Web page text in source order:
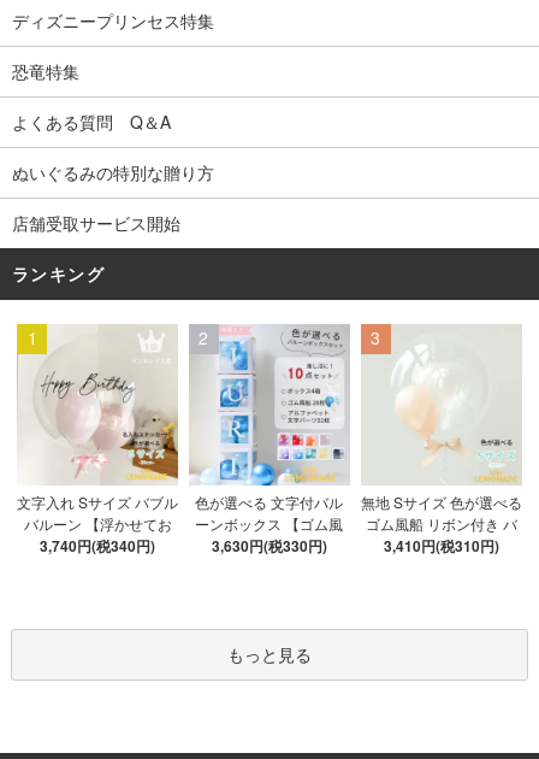
ディズニープリンセス特集
恐竜特集
よくある質問 Q＆A
ぬいぐるみの特別な贈り方
店舗受取サービス開始
ランキング
1
文字入れ Sサイズ バブル
バルーン 【浮かせてお
届け】 バルーン
3,740円(税340円)
2
色が選べる 文字付バル
ーンボックス 【ゴム風
船&文字パーツ付き】 DI
ツ52枚 推し活
3,630円(税330円)
3
無地 Sサイズ 色が選べる
ゴム風船 リボン付き バ
ブルバルーン 【浮かせ
3,410円(税310円)
もっと見る